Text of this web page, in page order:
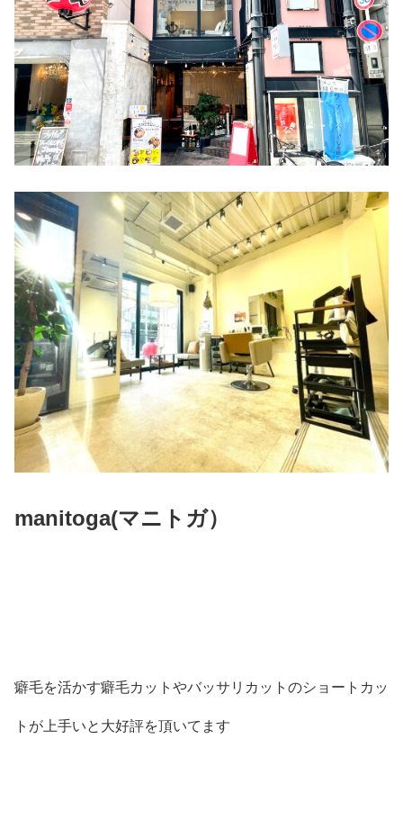
manitoga(マニトガ）
癖毛を活かす癖毛カットやバッサリカットのショートカッ
トが上手いと大好評を頂いてます